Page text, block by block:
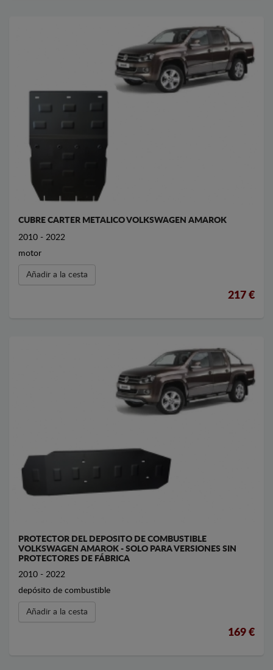
CUBRE CARTER METALICO VOLKSWAGEN AMAROK
2010 - 2022
motor
Añadir a la cesta
217 €
PROTECTOR DEL DEPOSITO DE COMBUSTIBLE
VOLKSWAGEN AMAROK - SOLO PARA VERSIONES SIN
PROTECTORES DE FÁBRICA
2010 - 2022
depósito de combustible
Añadir a la cesta
169 €